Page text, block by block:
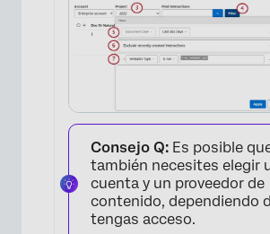
Consejo Q: Es posible
también necesites elegir
cuenta y un proveedor de
contenido, dependiendo
tengas acceso.